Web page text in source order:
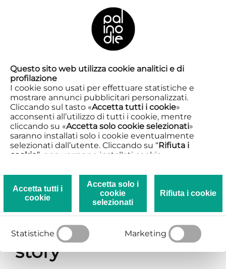
Questo sito web utilizza cookie analitici e di
profilazione
I cookie sono usati per effettuare statistiche e
mostrare annunci pubblicitari personalizzati.
Cliccando sul tasto «Accetta tutti i cookie»
acconsenti all’utilizzo di tutti i cookie, mentre
cliccando su «Accetta solo cookie selezionati»
saranno installati solo i cookie eventualmente
selezionati dall’utente. Cliccando su “Rifiuta i
cookie”, non verranno installati cookie.
dettaglio i singoli cookie e le terze parti che
installano i cookie tramite il presente sito.
Clicca qui per visualizzare la Privacy e Cookie
Accetta tutti i
cookie
Accetta solo i
cookie
selezionati
Rifiuta i cookie
Statistiche Marketing
SHOWIN CIRCULATION
08.05.2025
XXXV Signals
Milan
Fontana Theater
4:00 p.m.
Tinta. An
autobiographical
story